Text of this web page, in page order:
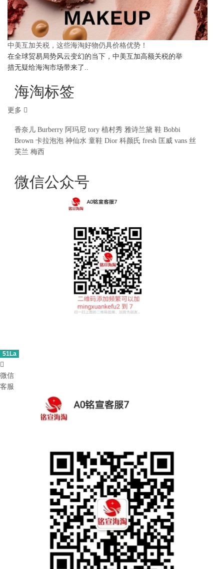
中美互加关税，这些海淘好物仍具价格优势！
在全球贸易局势风云变幻的当下，中美互加高额关税的举
措无疑给海淘市场带来了..
海淘标签
更多
香奈儿 Burberry 阿玛尼 tory 植村秀 雅诗兰黛 鞋 Bobbi
Brown 卡拉泡泡 神仙水 童鞋 Dior 科颜氏 fresh 匡威 vans 丝
芙兰 梅西
微信公众号
51La

微信
客服